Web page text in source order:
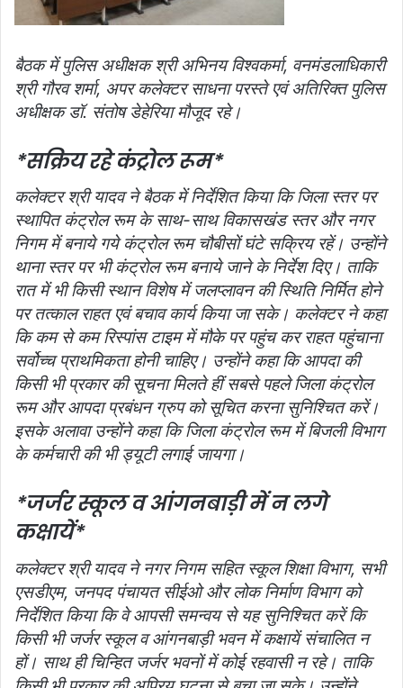
बैठक में पुलिस अधीक्षक श्री अभिनय विश्‍वकर्मा, वनमंडलाधिकारी
श्री गौरव शर्मा, अपर कलेक्‍टर साधना परस्‍ते एवं अतिरिक्‍त पुलिस
अधीक्षक डॉ. संतोष डेहेरिया मौजूद रहे।
*सक्रिय रहे कंट्रोल रूम*
कलेक्‍टर श्री यादव ने बैठक में निर्देशित किया कि जिला स्‍तर पर
स्‍थापित कंट्रोल रूम के साथ-साथ विकासखंड स्‍तर और नगर
निगम में बनाये गये कंट्रोल रूम चौबीसों घंटे सक्रिय रहें। उन्होंने
थाना स्‍तर पर भी कंट्रोल रूम बनाये जाने के निर्देश दिए। ताकि
रात में भी किसी स्‍थान विशेष में जलप्‍लावन की स्थिति निर्मित होने
पर तत्‍काल राहत एवं बचाव कार्य किया जा सके। कलेक्‍टर ने कहा
कि कम से कम रिस्‍पांस टाइम में मौके पर पहुंच कर राहत पहुंचाना
सर्वोच्‍च प्राथमिकता होनी चाहिए। उन्‍होंने कहा कि आपदा की
किसी भी प्रकार की सूचना मिलते हीं सबसे पहले जिला कंट्रोल
रूम और आपदा प्रबंधन ग्रुप को सूचित करना सुनिश्चित करें।
इसके अलावा उन्‍होंने कहा कि जिला कंट्रोल रूम में बिजली विभाग
के कर्मचारी की भी ड्यूटी लगाई जायगा।
*जर्जर स्कूल व आंगनबाड़ी में न लगे
कक्षायें*
कलेक्‍टर श्री यादव ने नगर निगम सहित स्‍कूल शिक्षा विभाग, सभी
एसडीएम, जनपद पंचायत सीईओ और लोक निर्माण विभाग को
निर्देशित किया कि वे आपसी समन्‍वय से यह सुनिश्चित करें क‍ि
किसी भी जर्जर स्‍कूल व आंगनबाड़ी भवन में कक्षायें संचालित न
हों। साथ ही चिन्हित जर्जर भवनों में कोई रहवासी न रहे। ताकि